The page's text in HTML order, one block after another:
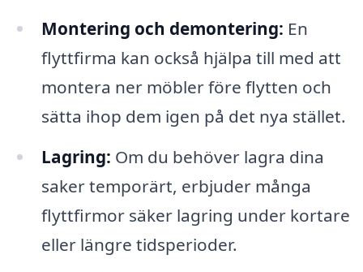
Montering och demontering: En
flyttfirma kan också hjälpa till med att
montera ner möbler före flytten och
sätta ihop dem igen på det nya stället.
Lagring: Om du behöver lagra dina
saker temporärt, erbjuder många
flyttfirmor säker lagring under kortare
eller längre tidsperioder.